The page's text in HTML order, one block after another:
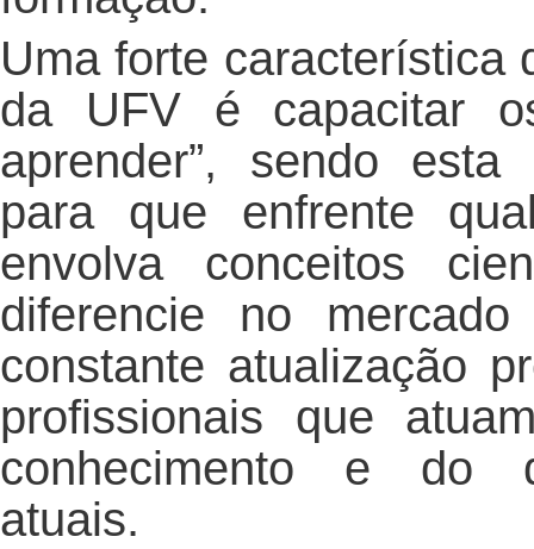
Uma forte característica
da UFV é capacitar
aprender”, sendo
para que enfrente
envolva conceitos
diferencie no
constante atualização
profissionais que
conhecimento e do
atuais.